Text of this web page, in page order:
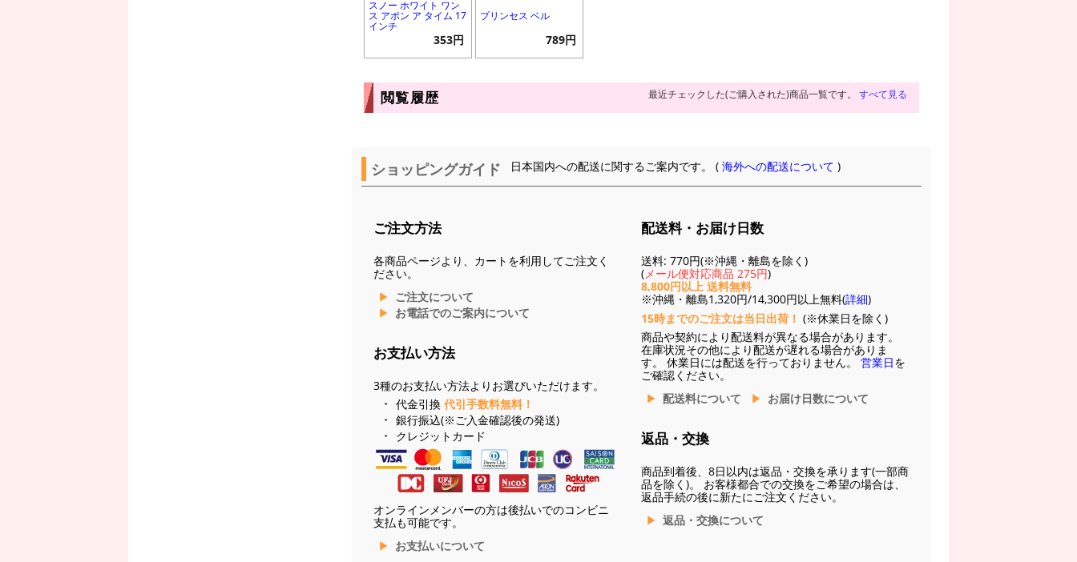
スノー ホワイト ワン
ス アポン ア タイム 17
インチ
353円
プリンセス ベル
789円
閲覧履歴 最近チェックした(ご購入された)商品一覧です。 すべて見る
ショッピングガイド 日本国内への配送に関するご案内です。 (海外への配送について )
ご注文方法
各商品ページより、カートを利用してご注文く
ださい。
ご注文について
お電話でのご案内について
お支払い方法
3種のお支払い方法よりお選びいただけます。
代金引換 代引手数料無料！
銀行振込(※ご入金確認後の発送)
クレジットカード
オンラインメンバーの方は後払いでのコンビニ
支払も可能です。
お支払いについて
配送料・お届け日数
送料: 770円(※沖縄・離島を除く)
(メール便対応商品 275円)
8,800円以上 送料無料
※沖縄・離島1,320円/14,300円以上無料(詳細)
15時までのご注文は当日出荷！ (※休業日を除く)
商品や契約により配送料が異なる場合があります。
在庫状況その他により配送が遅れる場合がありま
す。 休業日には配送を行っておりません。 営業日を
ご確認ください。
配送料について
お届け日数について
返品・交換
商品到着後、8日以内は返品・交換を承ります(一部商
品を除く)。 お客様都合での交換をご希望の場合は、
返品手続の後に新たにご注文ください。
返品・交換について